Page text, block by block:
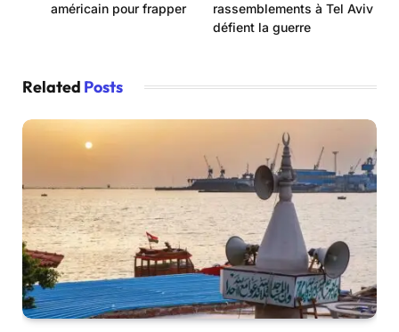
américain pour frapper
rassemblements à Tel Aviv
défient la guerre
Related Posts